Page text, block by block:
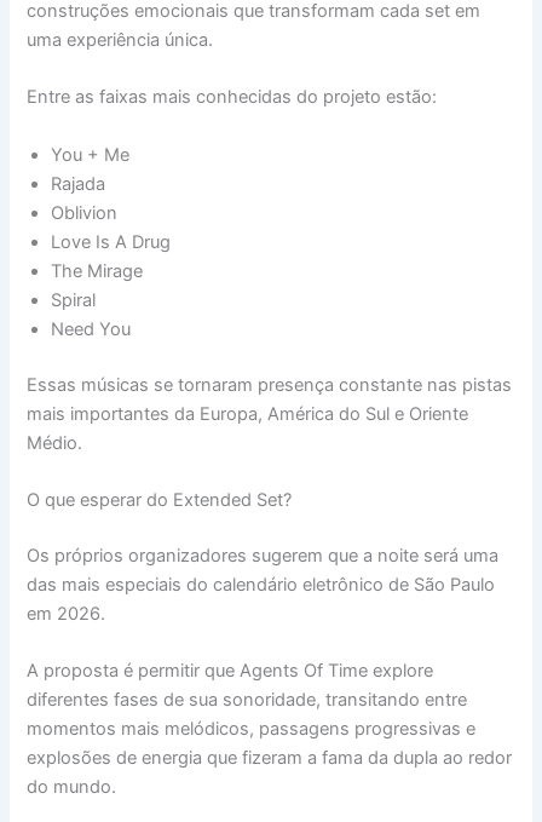
construções emocionais que transformam cada set em
uma experiência única.
Entre as faixas mais conhecidas do projeto estão:
You + Me
Rajada
Oblivion
Love Is A Drug
The Mirage
Spiral
Need You
Essas músicas se tornaram presença constante nas pistas
mais importantes da Europa, América do Sul e Oriente
Médio.
O que esperar do Extended Set?
Os próprios organizadores sugerem que a noite será uma
das mais especiais do calendário eletrônico de São Paulo
em 2026.
A proposta é permitir que Agents Of Time explore
diferentes fases de sua sonoridade, transitando entre
momentos mais melódicos, passagens progressivas e
explosões de energia que fizeram a fama da dupla ao redor
do mundo.